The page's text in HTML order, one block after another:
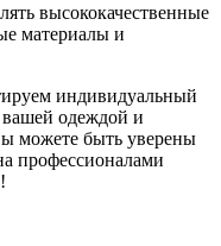
высококачественные
материалы и
индивидуальный
одеждой и
можете быть уверены
профессионалами